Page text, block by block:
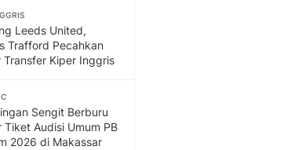
Leeds United,
Trafford Pecahkan
Transfer Kiper Inggris
Sengit Berburu
Tiket Audisi Umum PB
2026 di Makassar